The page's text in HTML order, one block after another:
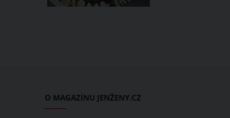
O MAGAZÍNU JENŽENY.CZ